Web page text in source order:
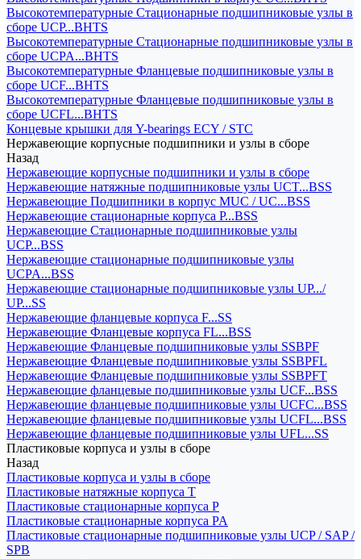
Высокотемпературные Стационарные подшипниковые узлы в
сборе UCP...BHTS
Высокотемпературные Стационарные подшипниковые узлы в
сборе UCPA...BHTS
Высокотемпературные Фланцевые подшипниковые узлы в
сборе UCF...BHTS
Высокотемпературные Фланцевые подшипниковые узлы в
сборе UCFL...BHTS
Концевые крышки для Y-bearings ECY / STC
Нержавеющие корпусные подшипники и узлы в сборе
Назад
Нержавеющие корпусные подшипники и узлы в сборе
Нержавеющие натяжные подшипниковые узлы UCT...BSS
Нержавеющие Подшипники в корпус MUC / UC...BSS
Нержавеющие стационарные корпуса P...BSS
Нержавеющие Стационарные подшипниковые узлы
UCP...BSS
Нержавеющие стационарные подшипниковые узлы
UCPA...BSS
Нержавеющие стационарные подшипниковые узлы UP.../
UP...SS
Нержавеющие фланцевые корпуса F...SS
Нержавеющие Фланцевые корпуса FL...BSS
Нержавеющие Фланцевые подшипниковые узлы SSBPF
Нержавеющие Фланцевые подшипниковые узлы SSBPFL
Нержавеющие Фланцевые подшипниковые узлы SSBPFT
Нержавеющие фланцевые подшипниковые узлы UCF...BSS
Нержавеющие фланцевые подшипниковые узлы UCFC...BSS
Нержавеющие фланцевые подшипниковые узлы UCFL...BSS
Нержавеющие фланцевые подшипниковые узлы UFL...SS
Пластиковые корпуса и узлы в сборе
Назад
Пластиковые корпуса и узлы в сборе
Пластиковые натяжные корпуса T
Пластиковые стационарные корпуса P
Пластиковые стационарные корпуса PA
Пластиковые стационарные подшипниковые узлы UCP / SAP /
SPB